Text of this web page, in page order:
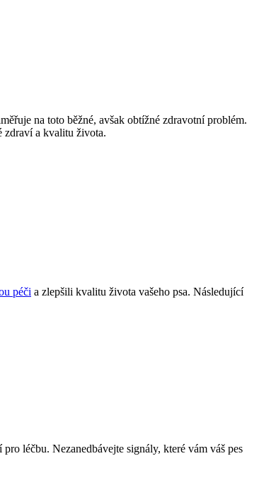
na toto běžné, avšak obtížné zdravotní problém.
zdraví a kvalitu života.
péči a zlepšili kvalitu života vašeho psa. Následující
léčbu. Nezanedbávejte signály, které vám váš pes